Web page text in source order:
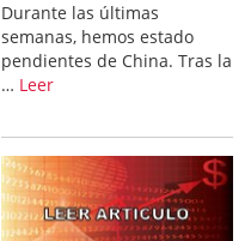
Durante las últimas
semanas, hemos estado
pendientes de China. Tras la
… Leer